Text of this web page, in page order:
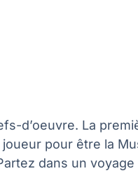
d’oeuvre. La
pour être la
dans un